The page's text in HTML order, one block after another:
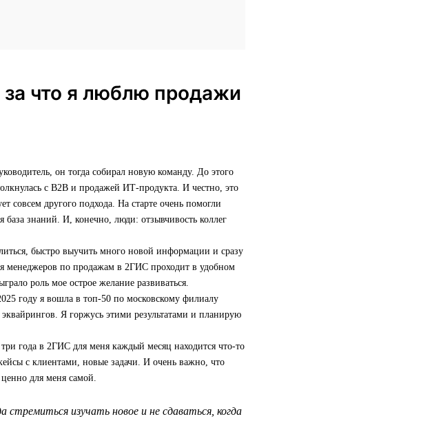
за что я люблю продажи
он тогда собирал новую команду. До этого
с B2B и продажей ИТ‑продукта. И честно, это
совсем другого подхода. На старте очень помогли
знаний. И, конечно, люди: отзывчивость коллег
быстро выучить много новой информации и сразу
менеджеров по продажам в 2ГИС проходит в удобном
роль мое острое желание развиваться.
году я вошла в топ‑50 по московскому филиалу
Я горжусь этими результатами и планирую
года в 2ГИС для меня каждый месяц находится что-то
с клиентами, новые задачи. И очень важно, что
для меня самой.
изучать новое и не сдаваться, когда